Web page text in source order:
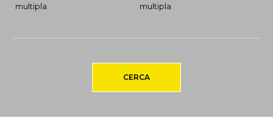
multipla
multipla
CERCA